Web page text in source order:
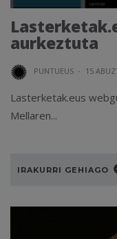
aurkeztuta
PUNTUEUS · 15
Lasterketak.eus
Mellaren...
IRAKURRI GEHIAGO